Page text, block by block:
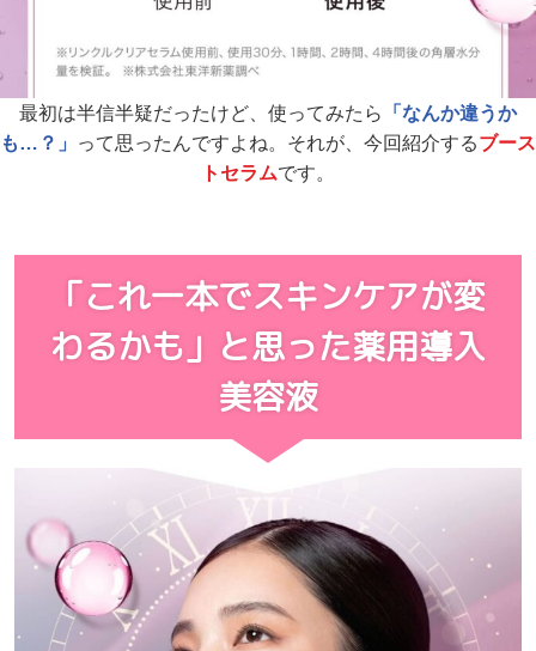
最初は半信半疑だったけど、 使ってみたら
「なんか違うか
も…？」
って思ったんですよね。 それが、今回紹介するブース
トセラムです。
「これ一本でスキンケアが変
わるかも」 と思った薬用導入
美容液